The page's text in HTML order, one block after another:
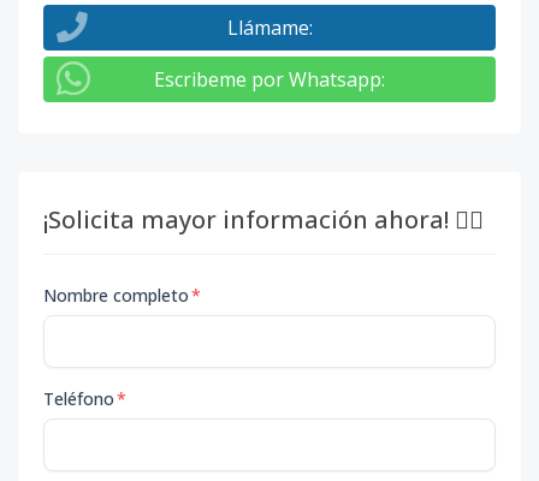
Llámame:
Escribeme por Whatsapp:
¡Solicita mayor información ahora! 👇🏽
Nombre completo*
Teléfono*